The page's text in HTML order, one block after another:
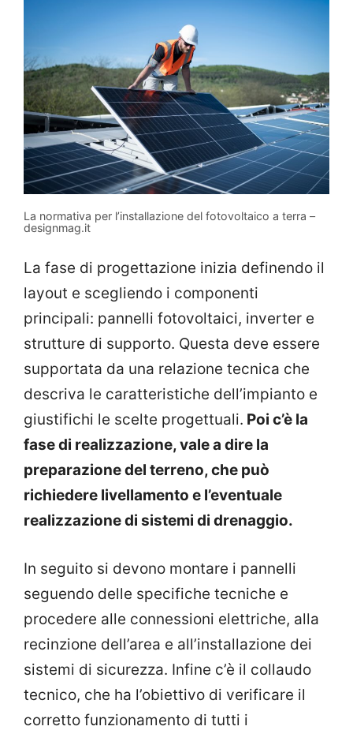
La normativa per l’installazione del fotovoltaico a terra –
designmag.it
La fase di progettazione inizia definendo il
layout e scegliendo i componenti
principali: pannelli fotovoltaici, inverter e
strutture di supporto. Questa deve essere
supportata da una relazione tecnica che
descriva le caratteristiche dell’impianto e
giustifichi le scelte progettuali. Poi c’è la
fase di realizzazione, vale a dire la
preparazione del terreno, che può
richiedere livellamento e l’eventuale
realizzazione di sistemi di drenaggio.
In seguito si devono montare i pannelli
seguendo delle specifiche tecniche e
procedere alle connessioni elettriche, alla
recinzione dell’area e all’installazione dei
sistemi di sicurezza. Infine c’è il collaudo
tecnico, che ha l’obiettivo di verificare il
corretto funzionamento di tutti i